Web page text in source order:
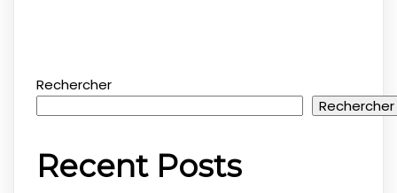
Rechercher
Rechercher
Recent Posts